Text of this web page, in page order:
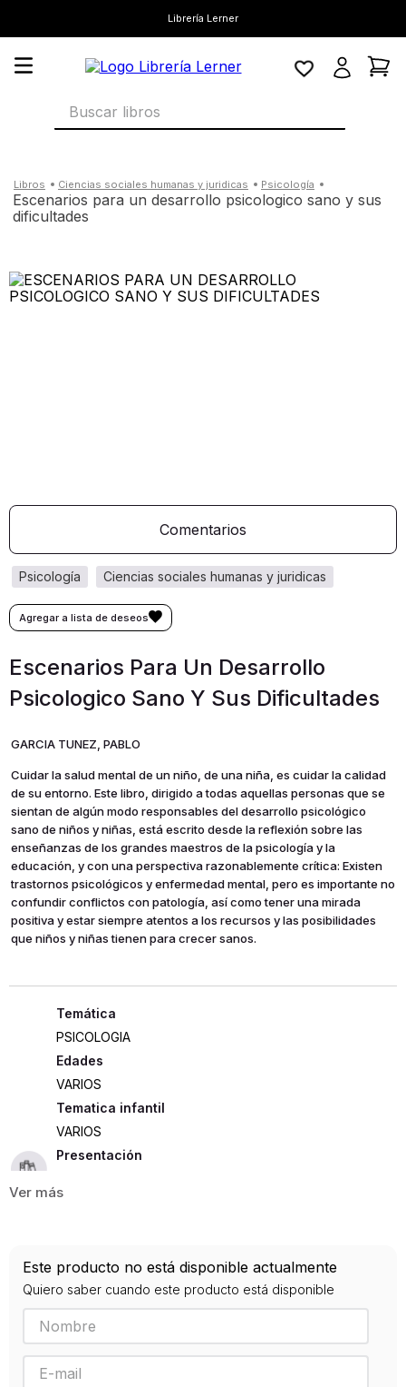
Librería Lerner
Buscar libros
ciencias sociales humanas y juridicas psicología
escenarios para un desarrollo psicologico sano y sus
dificultades
Comentarios
ciencias sociales humanas y juridicas
psicología
Escenarios Para Un Desarrollo
Psicologico Sano Y Sus Dificultades
GARCIA TUNEZ, PABLO
Cuidar la salud mental de un niño, de una niña, es cuidar la calidad
de su entorno. Este libro, dirigido a todas aquellas personas que se
sientan de algún modo responsables del desarrollo psicológico
sano de niños y niñas, está escrito desde la reflexión sobre las
enseñanzas de los grandes maestros de la psicología y la
educación, y con una perspectiva razonablemente crítica: Existen
trastornos psicológicos y enfermedad mental, pero es importante no
confundir conflictos con patología, así como tener una mirada
positiva y estar siempre atentos a los recursos y las posibilidades
que niños y niñas tienen para crecer sanos.
PSICOLOGIA
Edades
VARIOS
Tematica infantil
VARIOS
Presentación
9788418083037
Editorial
OCTAEDRO
Año de publicación
2020
Este producto no está disponible actualmente
Quiero saber cuando este producto está disponible